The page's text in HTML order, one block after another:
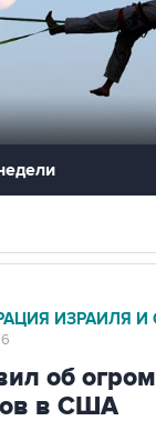
ИЗРАИЛЯ
об
в США